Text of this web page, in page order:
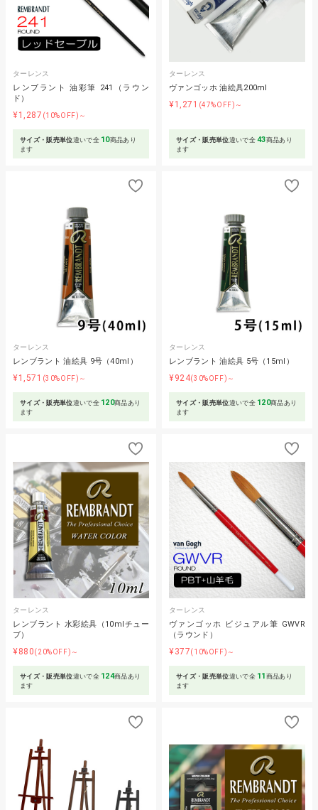
ターレンス
レンブラント 油彩筆 241（ラウン
ド）
¥1,287 (10%OFF)～
サイズ・販売単位違いで全 10商品あり
ます
ターレンス
ヴァンゴッホ 油絵具200ml
¥1,271 (47%OFF)～
サイズ・販売単位違いで全43商品あり
ます
ターレンス
レンブラント 油絵具 9号（40ml）
¥1,571 (30%OFF)～
サイズ・販売単位違いで全 120商品あり
ます
ターレンス
レンブラント 油絵具 5号（15ml）
¥924(30%OFF)～
サイズ・販売単位違いで全 120商品あり
ます
ターレンス
レンブラント 水彩絵具（10mlチュー
ブ）
¥880(20%OFF)～
サイズ・販売単位違いで全 124商品あり
ます
ターレンス
ヴァンゴッホ ビジュアル筆 GWVR
（ラウンド）
¥377(10%OFF)～
サイズ・販売単位違いで全 11 商品あり
ます